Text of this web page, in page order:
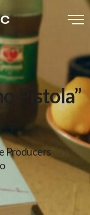
Pistola”
Producers